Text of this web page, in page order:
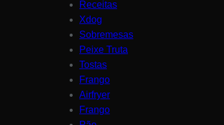
Receitas
Xdog
Sobremesas
Peixe Truta
Tostas
Frango
Airfryer
Frango